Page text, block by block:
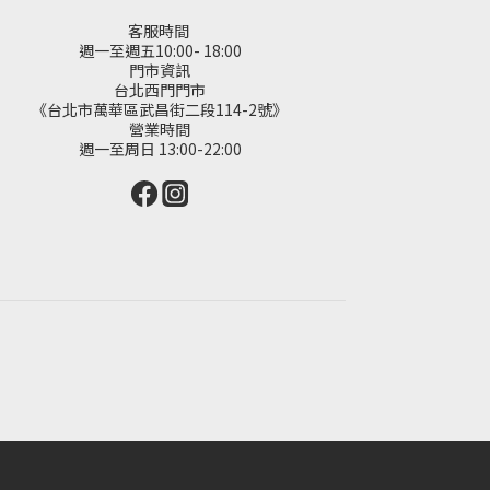
客服時間
週一至週五10:00- 18:00
門市資訊
台北西門門市
《台北市萬華區武昌街二段114-2號》
營業時間
週一至周日 13:00-22:00